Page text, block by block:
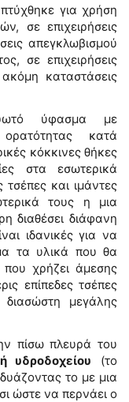
για χρήση
σε επιχειρήσεις
απεγκλωβισμού
σε επιχειρήσεις
καταστάσεις
ύφασμα με
κατά
κόκκινες θήκες
στα εσωτερικά
τσέπες και ιμάντες
τους η μια
διαθέσει διάφανη
ιδανικές για να
τα υλικά που θα
χρήζει άμεσης
επίπεδες τσέπες
μεγάλης
πίσω πλευρά του
υδροδοχείου (το
το με μια
ώστε να περνάει ο